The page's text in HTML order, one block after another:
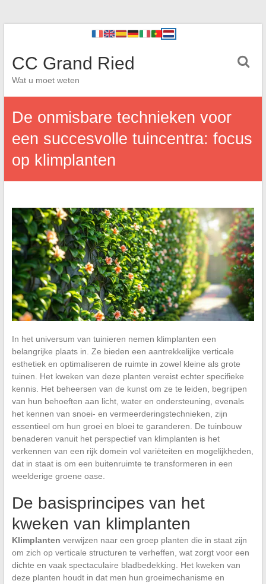
CC Grand Ried
Wat u moet weten
De onmisbare technieken voor
een succesvolle tuincentra: focus
op klimplanten
In het universum van tuinieren nemen klimplanten een
belangrijke plaats in. Ze bieden een aantrekkelijke verticale
esthetiek en optimaliseren de ruimte in zowel kleine als grote
tuinen. Het kweken van deze planten vereist echter specifieke
kennis. Het beheersen van de kunst om ze te leiden, begrijpen
van hun behoeften aan licht, water en ondersteuning, evenals
het kennen van snoei- en vermeerderingstechnieken, zijn
essentieel om hun groei en bloei te garanderen. De tuinbouw
benaderen vanuit het perspectief van klimplanten is het
verkennen van een rijk domein vol variëteiten en mogelijkheden,
dat in staat is om een buitenruimte te transformeren in een
weelderige groene oase.
De basisprincipes van het
kweken van klimplanten
Klimplanten verwijzen naar een groep planten die in staat zijn
om zich op verticale structuren te verheffen, wat zorgt voor een
dichte en vaak spectaculaire bladbedekking. Het kweken van
deze planten houdt in dat men hun groeimechanisme en